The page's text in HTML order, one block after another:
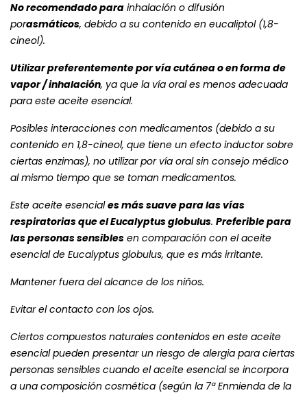
No recomendado para inhalación o difusión
porasmáticos, debido a su contenido en eucaliptol (1,8-
cineol).
Utilizar preferentemente por vía cutánea o en forma de
vapor / inhalación, ya que la vía oral es menos adecuada
para este aceite esencial.
Posibles interacciones con medicamentos (debido a su
contenido en 1,8-cineol, que tiene un efecto inductor sobre
ciertas enzimas), no utilizar por vía oral sin consejo médico
al mismo tiempo que se toman medicamentos.
Este aceite esenciales más suave para las vías
respiratorias que el Eucalyptus globulus. Preferible para
las personas sensibles en comparación con el aceite
esencial de Eucalyptus globulus, que es más irritante.
Mantener fuera del alcance de los niños.
Evitar el contacto con los ojos.
Ciertos compuestos naturales contenidos en este aceite
esencial pueden presentar un riesgo de alergia para ciertas
personas sensibles cuando el aceite esencial se incorpora
a una composición cosmética (según la 7ª Enmienda de la